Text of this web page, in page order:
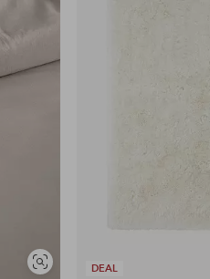
Näytä
DEAL